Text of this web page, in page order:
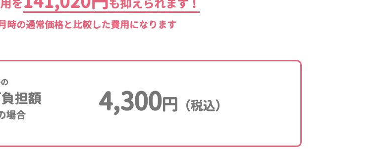
を
も抑えられます！
時の通常価格と比較した費用になります
担額
場合
4,300円 （税込）